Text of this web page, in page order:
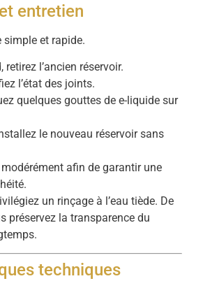
entretien
simple et rapide.
retirez l’ancien réservoir.
l’état des joints.
quelques gouttes de e-liquide sur
le nouveau réservoir sans
modérément afin de garantir une
un rinçage à l’eau tiède. De
préservez la transparence du
techniques